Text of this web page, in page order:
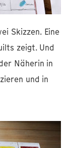
Skizzen. Eine
zeigt. Und
Näherin in
und in